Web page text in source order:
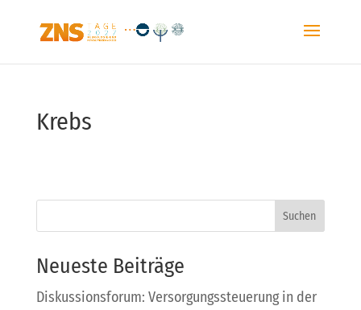
Krebs
Suchen
Neueste Beiträge
Diskussionsforum: Versorgungssteuerung in der